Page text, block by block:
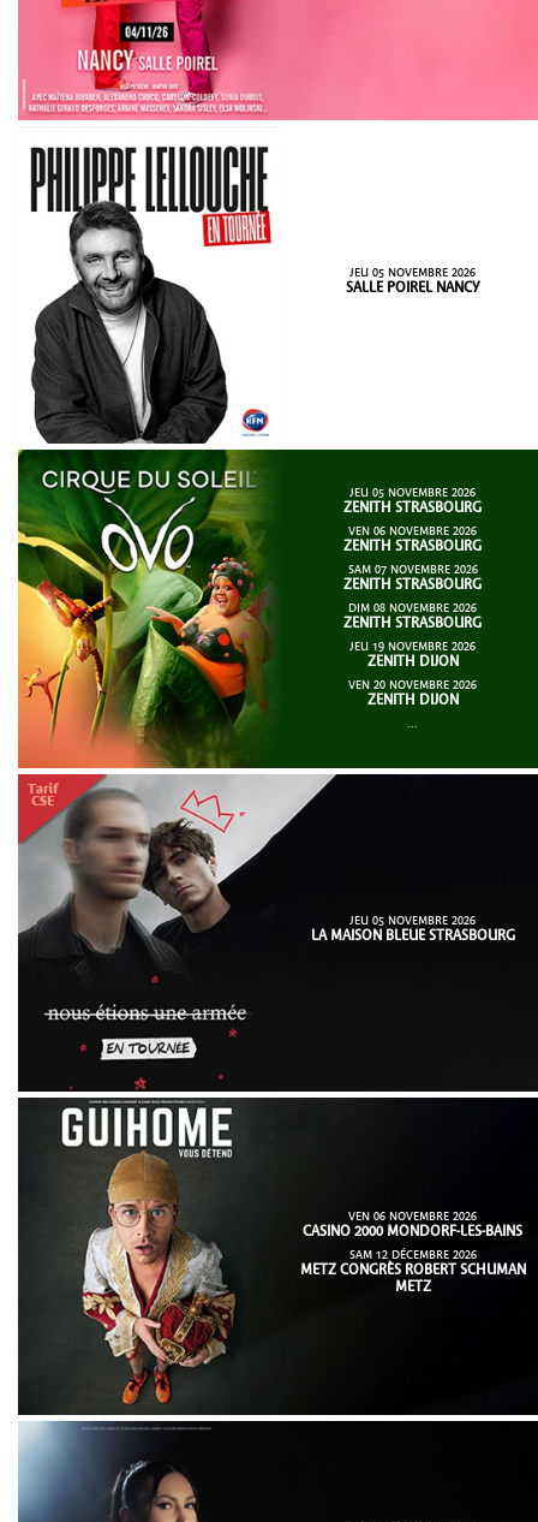
JEU 05 NOVEMBRE 2026
SALLE POIREL NANCY
JEU 05 NOVEMBRE 2026
ZENITH STRASBOURG
VEN 06 NOVEMBRE 2026
ZENITH STRASBOURG
SAM 07 NOVEMBRE 2026
ZENITH STRASBOURG
DIM 08 NOVEMBRE 2026
ZENITH STRASBOURG
JEU 19 NOVEMBRE 2026
ZENITH DIJON
VEN 20 NOVEMBRE 2026
ZENITH DIJON
...
JEU 05 NOVEMBRE 2026
LA MAISON BLEUE STRASBOURG
VEN 06 NOVEMBRE 2026
CASINO 2000 MONDORF-LES-BAINS
SAM 12 DÉCEMBRE 2026
METZ CONGRÈS ROBERT SCHUMAN
METZ